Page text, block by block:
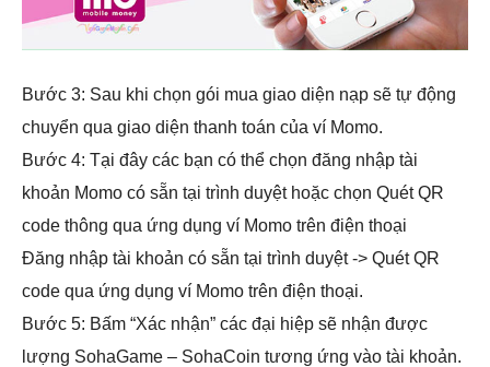
Bước 3: Sau khi chọn gói mua giao diện nạp sẽ tự động
chuyển qua giao diện thanh toán của ví Momo.
Bước 4: Tại đây các bạn có thể chọn đăng nhập tài
khoản Momo có sẵn tại trình duyệt hoặc chọn Quét QR
code thông qua ứng dụng ví Momo trên điện thoại
Đăng nhập tài khoản có sẵn tại trình duyệt -> Quét QR
code qua ứng dụng ví Momo trên điện thoại.
Bước 5: Bấm “Xác nhận” các đại hiệp sẽ nhận được
lượng SohaGame – SohaCoin tương ứng vào tài khoản.